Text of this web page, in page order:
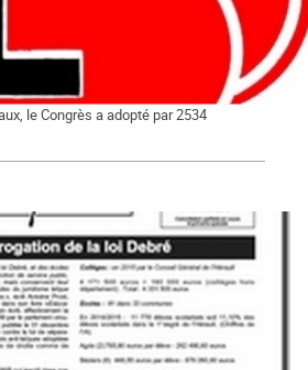
le point de vue de la Libre Pensée
Nationale de la Libre Pensée a
à Bourg-lès-Valence dans la Drôme. En
le Congrès a adopté par 2534